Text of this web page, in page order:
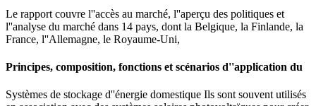
Le rapport couvre l''accès au marché, l''aperçu des politiques et
l''analyse du marché dans 14 pays, dont la Belgique, la Finlande, la
France, l''Allemagne, le Royaume-Uni,
Principes, composition, fonctions et scénarios d''application du
Systèmes de stockage d''énergie domestique Ils sont souvent utilisés